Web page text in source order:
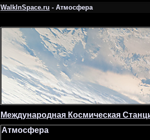
WalkInSpace.ru- Атмосфера
Международная Космическая
Атмосфера